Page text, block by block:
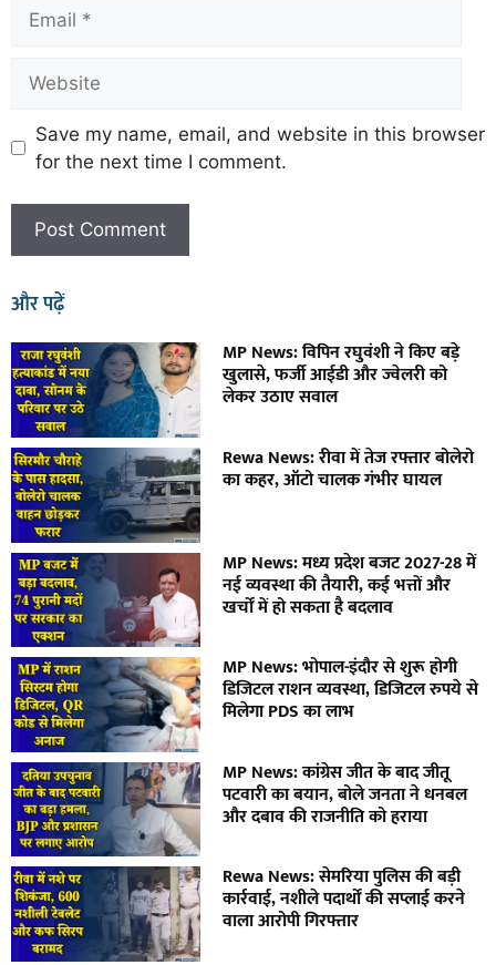
Save my name, email, and website in this browser
for the next time I comment.
और पढ़ें
MP News: विपिन रघुवंशी ने किए बड़े
खुलासे, फर्जी आईडी और ज्वेलरी को
लेकर उठाए सवाल
Rewa News: रीवा में तेज रफ्तार बोलेरो
का कहर, ऑटो चालक गंभीर घायल
MP News: मध्य प्रदेश बजट 2027-28 में
नई व्यवस्था की तैयारी, कई भत्तों और
खर्चों में हो सकता है बदलाव
MP News: भोपाल-इंदौर से शुरू होगी
डिजिटल राशन व्यवस्था, डिजिटल रुपये से
मिलेगा PDS का लाभ
MP News: कांग्रेस जीत के बाद जीतू
पटवारी का बयान, बोले जनता ने धनबल
और दबाव की राजनीति को हराया
Rewa News: सेमरिया पुलिस की बड़ी
कार्रवाई, नशीले पदार्थों की सप्लाई करने
वाला आरोपी गिरफ्तार